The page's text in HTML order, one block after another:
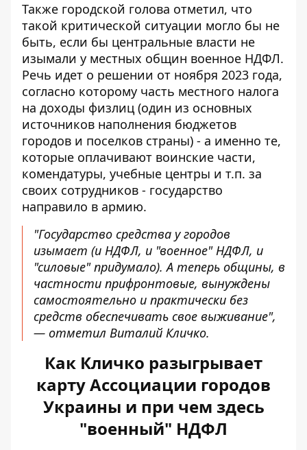
Также городской голова отметил, что
такой критической ситуации могло бы не
быть, если бы центральные власти не
изымали у местных общин военное НДФЛ.
Речь идет о решении от ноября 2023 года,
согласно которому часть местного налога
на доходы физлиц (один из основных
источников наполнения бюджетов
городов и поселков страны) - а именно те,
которые оплачивают воинские части,
комендатуры, учебные центры и т.п. за
своих сотрудников - государство
направило в армию.
"Государство средства у городов
изымает (и НДФЛ, и "военное" НДФЛ, и
"силовые" придумало). А теперь общины, в
частности прифронтовые, вынуждены
самостоятельно и практически без
средств обеспечивать свое выживание",
— отметил Виталий Кличко.
Как Кличко разыгрывает
карту Ассоциации городов
Украины и при чем здесь
"военный" НДФЛ